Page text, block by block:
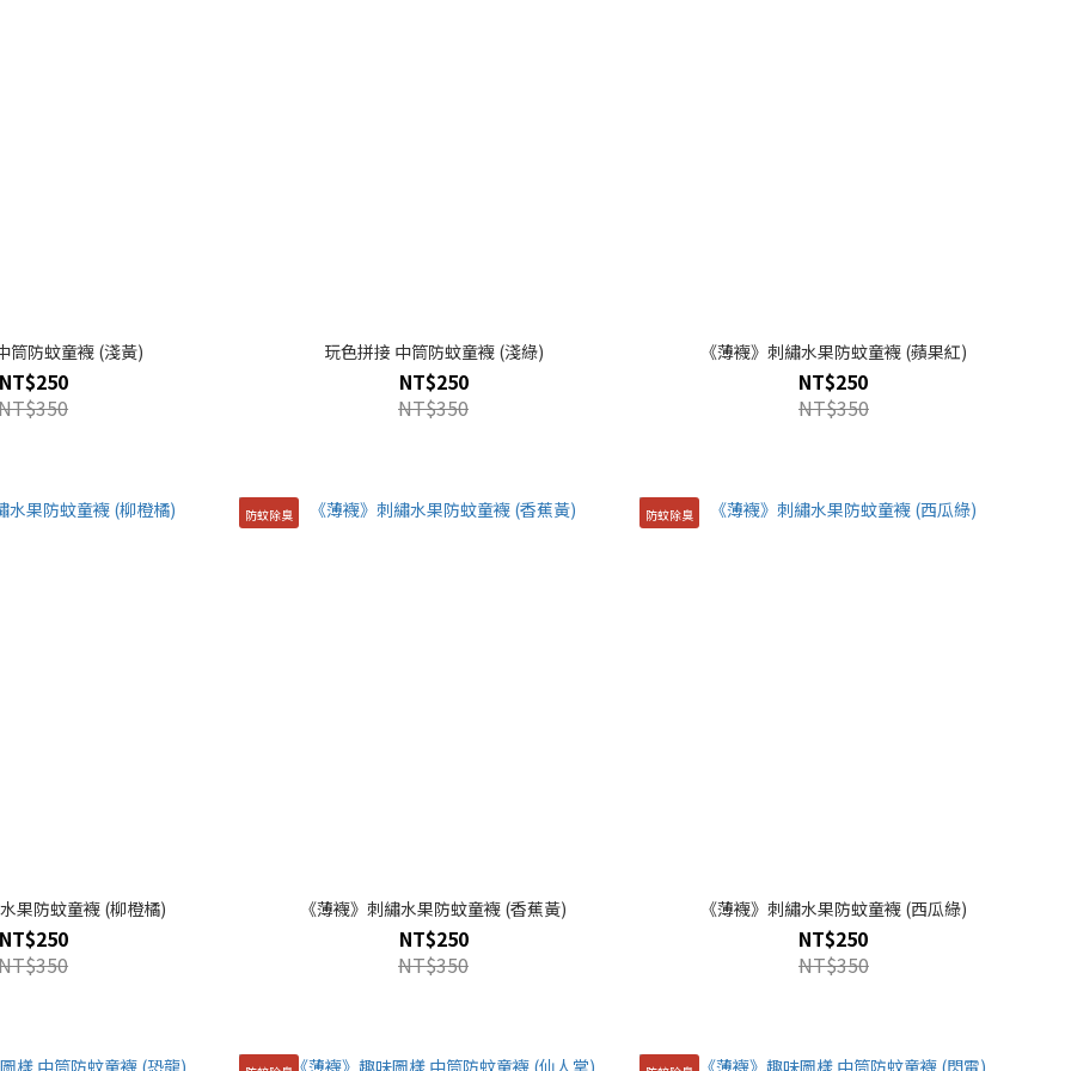
筒防蚊童襪 (淺黃)
NT$250
玩色拼接 中筒防蚊童襪 (淺綠)
NT$250
NT$350
《薄襪》刺繡水果防蚊童襪 (蘋果紅)
NT$250
NT$350
果防蚊童襪 (柳橙橘)
NT$250
防蚊除臭
《薄襪》刺繡水果防蚊童襪 (香蕉黃)
NT$250
NT$350
防蚊除臭
《薄襪》刺繡水果防蚊童襪 (西瓜綠)
NT$250
NT$350